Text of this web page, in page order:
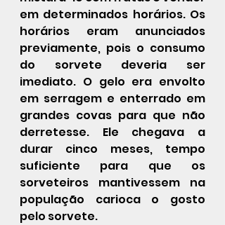
em determinados horários. Os
horários eram anunciados
previamente, pois o consumo
do sorvete deveria ser
imediato. O gelo era envolto
em serragem e enterrado em
grandes covas para que não
derretesse. Ele chegava a
durar cinco meses, tempo
suficiente para que os
sorveteiros mantivessem na
população carioca o gosto
pelo sorvete.